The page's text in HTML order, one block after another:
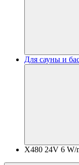
Для сауны и
X480 24V 6 W/